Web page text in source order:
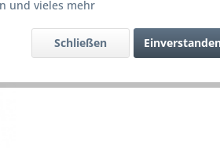
Artikel-
und vieles mehr
Schließen